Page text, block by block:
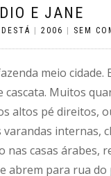
E JANE
2006 SEM
meio
cascata. Muitos
altos pé direitos,
varandas internas,
nas casas árabes,
abrem para rua